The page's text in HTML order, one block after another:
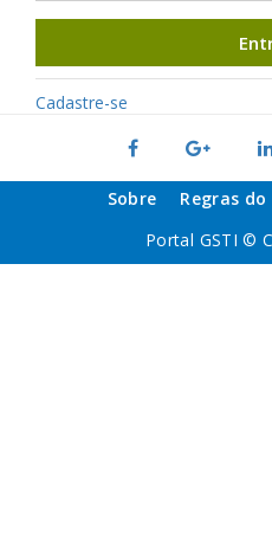
Cadastre-se
Sobre Regras
Portal GSTI ©